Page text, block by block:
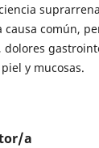
común,
y mucosas.
a